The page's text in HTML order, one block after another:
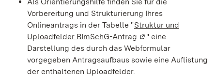
Vorbereitung und Strukturierung Ihres
Onlineantrags in der Tabelle "Struktur und
Uploadfelder BImSchG-Antrag (Wird in einem
" eine
Darstellung des durch das Webformular
vorgegeben Antragsaufbaus sowie eine Auflistung
der enthaltenen Uploadfelder.